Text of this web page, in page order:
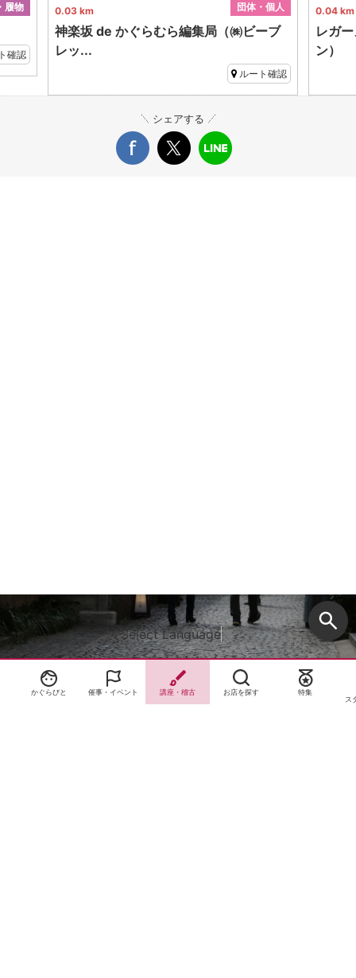
履物
確認
0.03 km 団体・個人
神楽坂 de かぐらむら編集局（㈱ビーブ
レッ...
ルート確認
0.04 km
レガ
ン）
シェアする
Select Language▼
かぐらびと 催事・イベント 講座・稽古 お店を探す
特集
ス